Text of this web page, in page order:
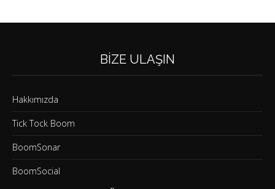
BIZE ULAŞIN
Hakkımızda
Tick Tock Boom
BoomSonar
BoomSocial